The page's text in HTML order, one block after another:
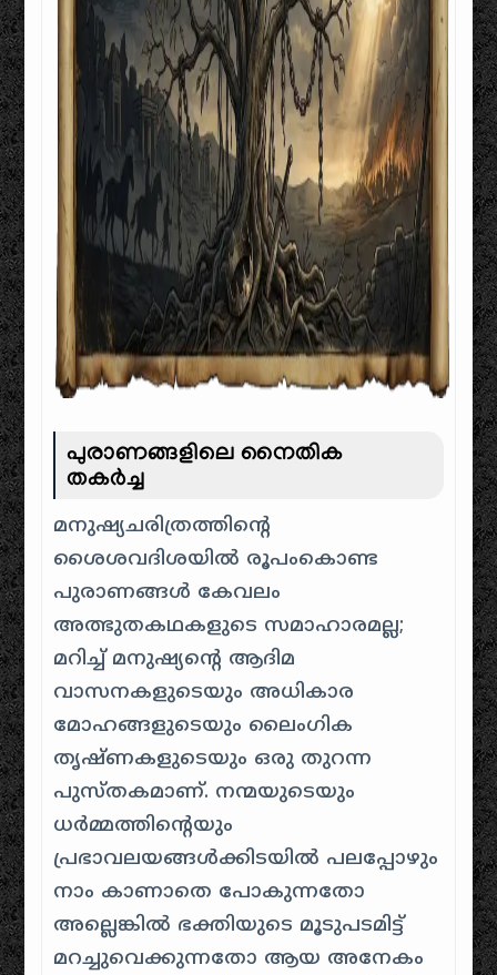
പുരാണങ്ങളിലെ നൈതിക
തകർച്ച
മനുഷ്യചരിത്രത്തിന്റെ
ശൈശവദിശയിൽ രൂപംകൊണ്ട
പുരാണങ്ങൾ കേവലം
അത്ഭുതകഥകളുടെ സമാഹാരമല്ല;
മറിച്ച് മനുഷ്യന്റെ ആദിമ
വാസനകളുടെയും അധികാര
മോഹങ്ങളുടെയും ലൈംഗിക
തൃഷ്ണകളുടെയും ഒരു തുറന്ന
പുസ്തകമാണ്. നന്മയുടെയും
ധർമ്മത്തിന്റെയും
പ്രഭാവലയങ്ങൾക്കിടയിൽ പലപ്പോഴും
നാം കാണാതെ പോകുന്നതോ
അല്ലെങ്കിൽ ഭക്തിയുടെ മൂടുപടമിട്ട്
മറച്ചുവെക്കുന്നതോ ആയ അനേകം